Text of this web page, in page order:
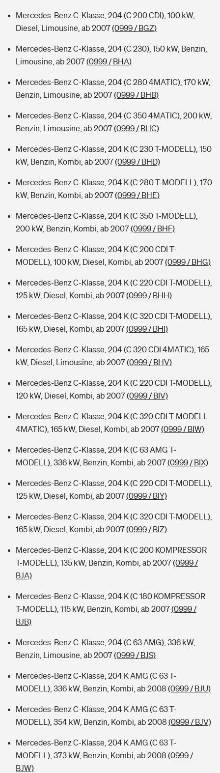
Mercedes-Benz C-Klasse, 204 (C 200 CDI), 100 kW,
Diesel, Limousine, ab 2007(0999 / BGZ)
Mercedes-Benz C-Klasse, 204 (C 230), 150 kW, Benzin,
Limousine, ab 2007(0999 / BHA)
Mercedes-Benz C-Klasse, 204 (C 280 4MATIC), 170 kW,
Benzin, Limousine, ab 2007(0999 / BHB)
Mercedes-Benz C-Klasse, 204 (C 350 4MATIC), 200 kW,
Benzin, Limousine, ab 2007(0999 / BHC)
Mercedes-Benz C-Klasse, 204 K (C 230 T-MODELL), 150
kW, Benzin, Kombi, ab 2007(0999 / BHD)
Mercedes-Benz C-Klasse, 204 K (C 280 T-MODELL), 170
kW, Benzin, Kombi, ab 2007(0999 / BHE)
Mercedes-Benz C-Klasse, 204 K (C 350 T-MODELL),
200 kW, Benzin, Kombi, ab 2007(0999 / BHF)
Mercedes-Benz C-Klasse, 204 K (C 200 CDI T-
MODELL), 100 kW, Diesel, Kombi, ab 2007(0999 / BHG)
Mercedes-Benz C-Klasse, 204 K (C 220 CDI T-MODELL),
125 kW, Diesel, Kombi, ab 2007(0999 / BHH)
Mercedes-Benz C-Klasse, 204 K (C 320 CDI T-MODELL),
165 kW, Diesel, Kombi, ab 2007(0999 / BHI)
Mercedes-Benz C-Klasse, 204 (C 320 CDI 4MATIC), 165
kW, Diesel, Limousine, ab 2007(0999 / BHV)
Mercedes-Benz C-Klasse, 204 K (C 220 CDI T-MODELL),
120 kW, Diesel, Kombi, ab 2007(0999 / BIV)
Mercedes-Benz C-Klasse, 204 K (C 320 CDI T-MODELL
4MATIC), 165 kW, Diesel, Kombi, ab 2007(0999 / BIW)
Mercedes-Benz C-Klasse, 204 K (C 63 AMG T-
MODELL), 336 kW, Benzin, Kombi, ab 2007(0999 / BIX)
Mercedes-Benz C-Klasse, 204 K (C 220 CDI T-MODELL),
125 kW, Diesel, Kombi, ab 2007(0999 / BIY)
Mercedes-Benz C-Klasse, 204 K (C 320 CDI T-MODELL),
165 kW, Diesel, Kombi, ab 2007(0999 / BIZ)
Mercedes-Benz C-Klasse, 204 K (C 200 KOMPRESSOR
T-MODELL), 135 kW, Benzin, Kombi, ab 2007(0999 /
BJA)
Mercedes-Benz C-Klasse, 204 K (C 180 KOMPRESSOR
T-MODELL), 115 kW, Benzin, Kombi, ab 2007(0999 /
BJB)
Mercedes-Benz C-Klasse, 204 (C 63 AMG), 336 kW,
Benzin, Limousine, ab 2007(0999 / BJS)
Mercedes-Benz C-Klasse, 204 K AMG (C 63 T-
MODELL), 336 kW, Benzin, Kombi, ab 2008 (0999 / BJU)
Mercedes-Benz C-Klasse, 204 K AMG (C 63 T-
MODELL), 354 kW, Benzin, Kombi, ab 2008 (0999 / BJV)
Mercedes-Benz C-Klasse, 204 K AMG (C 63 T-
MODELL), 373 kW, Benzin, Kombi, ab 2008 (0999 /
BJW)